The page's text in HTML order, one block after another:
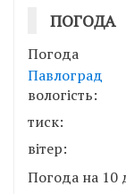
ПОГОДА
Погода
Павлоград
вологість:
тиск:
вітер:
Погода на 10